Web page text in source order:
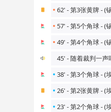
62' - 第3张黄牌 - (
57' - 第5个角球 - (
49' - 第4个角球 - (
45' - 随着裁判一
38' - 第3个角球 - (
26' - 第2张黄牌 - (
23' - 第2个角球 - (